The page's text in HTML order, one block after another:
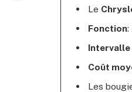
Le
Fonction:
Coût
Les